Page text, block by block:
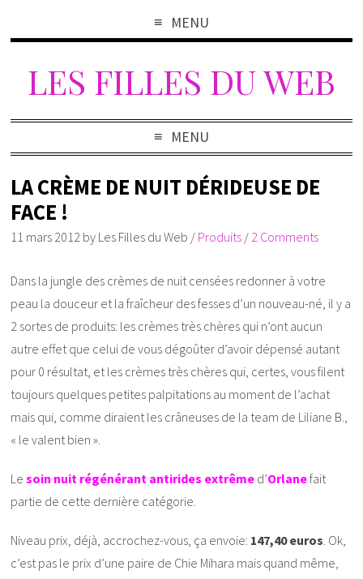
MENU
LES FILLES DU WEB
MENU
LA CRÈME DE NUIT DÉRIDEUSE DE
FACE !
11 mars 2012 by Les Filles du Web / Produits / 2 Comments
Dans la jungle des crèmes de nuit censées redonner à votre
peau la douceur et la fraîcheur des fesses d’un nouveau-né, il y a
2 sortes de produits: les crèmes très chères qui n’ont aucun
autre effet que celui de vous dégoûter d’avoir dépensé autant
pour 0 résultat, et les crèmes très chères qui, certes, vous filent
toujours quelques petites palpitations au moment de l’achat
mais qui, comme diraient les crâneuses de la team de Liliane B.,
« le valent bien ».
Lesoin nuit régénérant antirides extrême d’Orlanefait
partie de cette dernière catégorie.
Niveau prix, déjà, accrochez-vous, ça envoie: 147,40 euros. Ok,
c’est pas le prix d’une paire de Chie Mihara mais quand même,